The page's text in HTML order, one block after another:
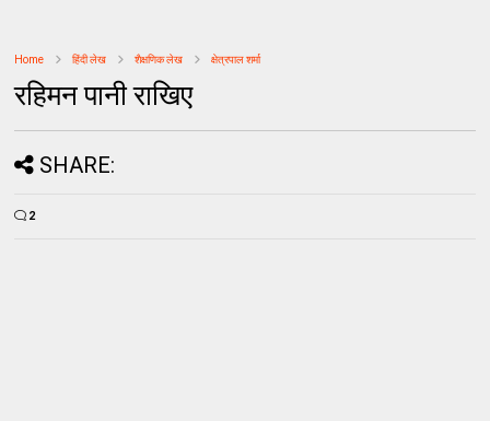
Home हिंदी लेख शैक्षणिक लेख क्षेत्रपाल शर्मा
रहिमन पानी राखिए
SHARE:
2